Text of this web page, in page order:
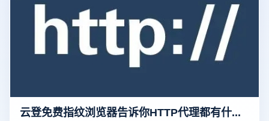
云登免费指纹浏览器告诉你HTTP代理都有什么常见的用途